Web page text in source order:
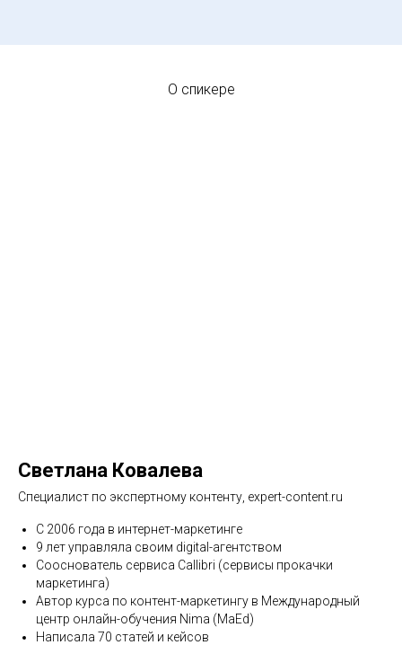
О спикере
Светлана Ковалева
Специалист по экспертному контенту, expert-content.ru
С 2006 года в интернет-маркетинге
9 лет управляла своим digital-агентством
Сооснователь сервиса Сallibri (cервисы прокачки
маркетинга)
Автор курса по контент-маркетингу в Международный
центр онлайн-обучения Nima (MaEd)
Написала 70 статей и кейсов